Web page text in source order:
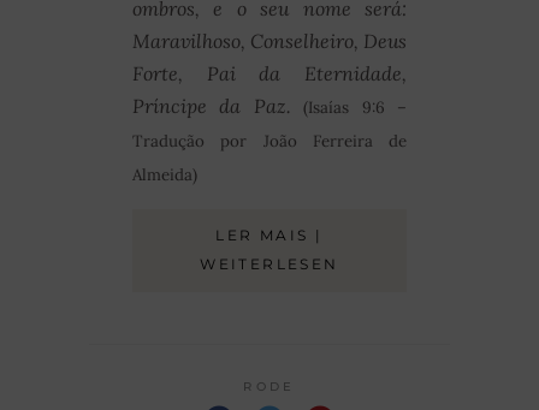
ombros, e o seu nome será:
Maravilhoso, Conselheiro, Deus
Forte, Pai da Eternidade,
Príncipe da Paz.(Isaías 9:6 –
Tradução por João Ferreira de
Almeida)
LER MAIS |
WEITERLESEN
RODE